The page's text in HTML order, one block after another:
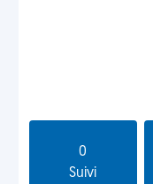
0
Suivi